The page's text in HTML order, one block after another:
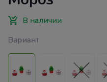
В наличии
Вариант